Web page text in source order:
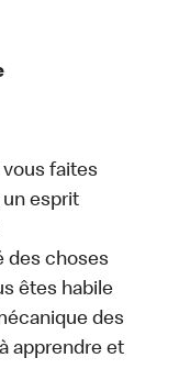
faites
un esprit
des choses
êtes habile
des
apprendre et